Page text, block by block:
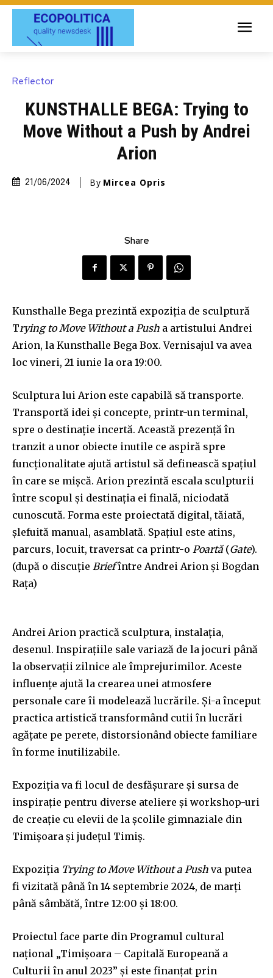
Reflector
KUNSTHALLE BEGA: Trying to
Move Without a Push by Andrei
Arion
21/06/2024 By Mircea Opris
Share
Kunsthalle Bega prezintă expoziția de sculptură
Trying to Move Without a Push a artistului Andrei
Arion, la Kunsthalle Bega Box. Vernisajul va avea
loc vineri, 21 iunie la ora 19:00.
Sculptura lui Arion este capabilă să transporte.
Transportă idei și concepte, printr-un terminal,
spre o destinație incertă. Această prezență în
tranzit a unor obiecte inutile ce aspiră spre
funcționalitate ajută artistul să definească spațiul
în care se mișcă. Arion prezintă escala sculpturii
între scopul și destinația ei finală, niciodată
cunoscută. Forma este proiectată digital, tăiată,
șlefuită manual, asamblată. Spațiul este atins,
parcurs, locuit, traversat ca printr-o Poartă(Gate).
(după o discuție Briefîntre Andrei Arion și Bogdan
Rața)
Andrei Arion practică sculptura, instalația,
desenul. Inspirațiile sale variază de la jocuri până
la observații zilnice ale împrejurimilor. Aceste
influențe ajută la crearea unei atmosfere
personale care îi modelează lucrările. Și-a început
practica artistică transformând cutii în lucrări
agățate pe perete, distorsionând obiecte familiare
în forme inutilizabile.
Expoziția va fi locul de desfășurare și sursa de
inspirație pentru diverse ateliere și workshop-uri
de creație cu elevii de la școlile gimnaziale din
Timișoara și județul Timiș.
Expoziția Trying to Move Without a Push va putea
fi vizitată până în 14 septembrie 2024, de marți
până sâmbătă, între 12:00 și 18:00.
Proiectul face parte din Programul cultural
național „Timișoara – Capitală Europeană a
Culturii în anul 2023” și este finanțat prin